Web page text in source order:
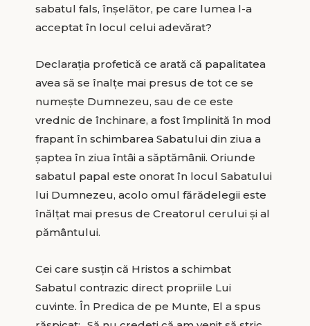
sabatul fals, înșelător, pe care lumea l-a
acceptat în locul celui adevărat?
Declarația profetică ce arată că papalitatea
avea să se înalțe mai presus de tot ce se
numește Dumnezeu, sau de ce este
vrednic de închinare, a fost împlinită în mod
frapant în schimbarea Sabatului din ziua a
șaptea în ziua întâi a săptămânii. Oriunde
sabatul papal este onorat în locul Sabatului
lui Dumnezeu, acolo omul fărădelegii este
înălțat mai presus de Creatorul cerului și al
pământului.
Cei care susțin că Hristos a schimbat
Sabatul contrazic direct propriile Lui
cuvinte. În Predica de pe Munte, El a spus